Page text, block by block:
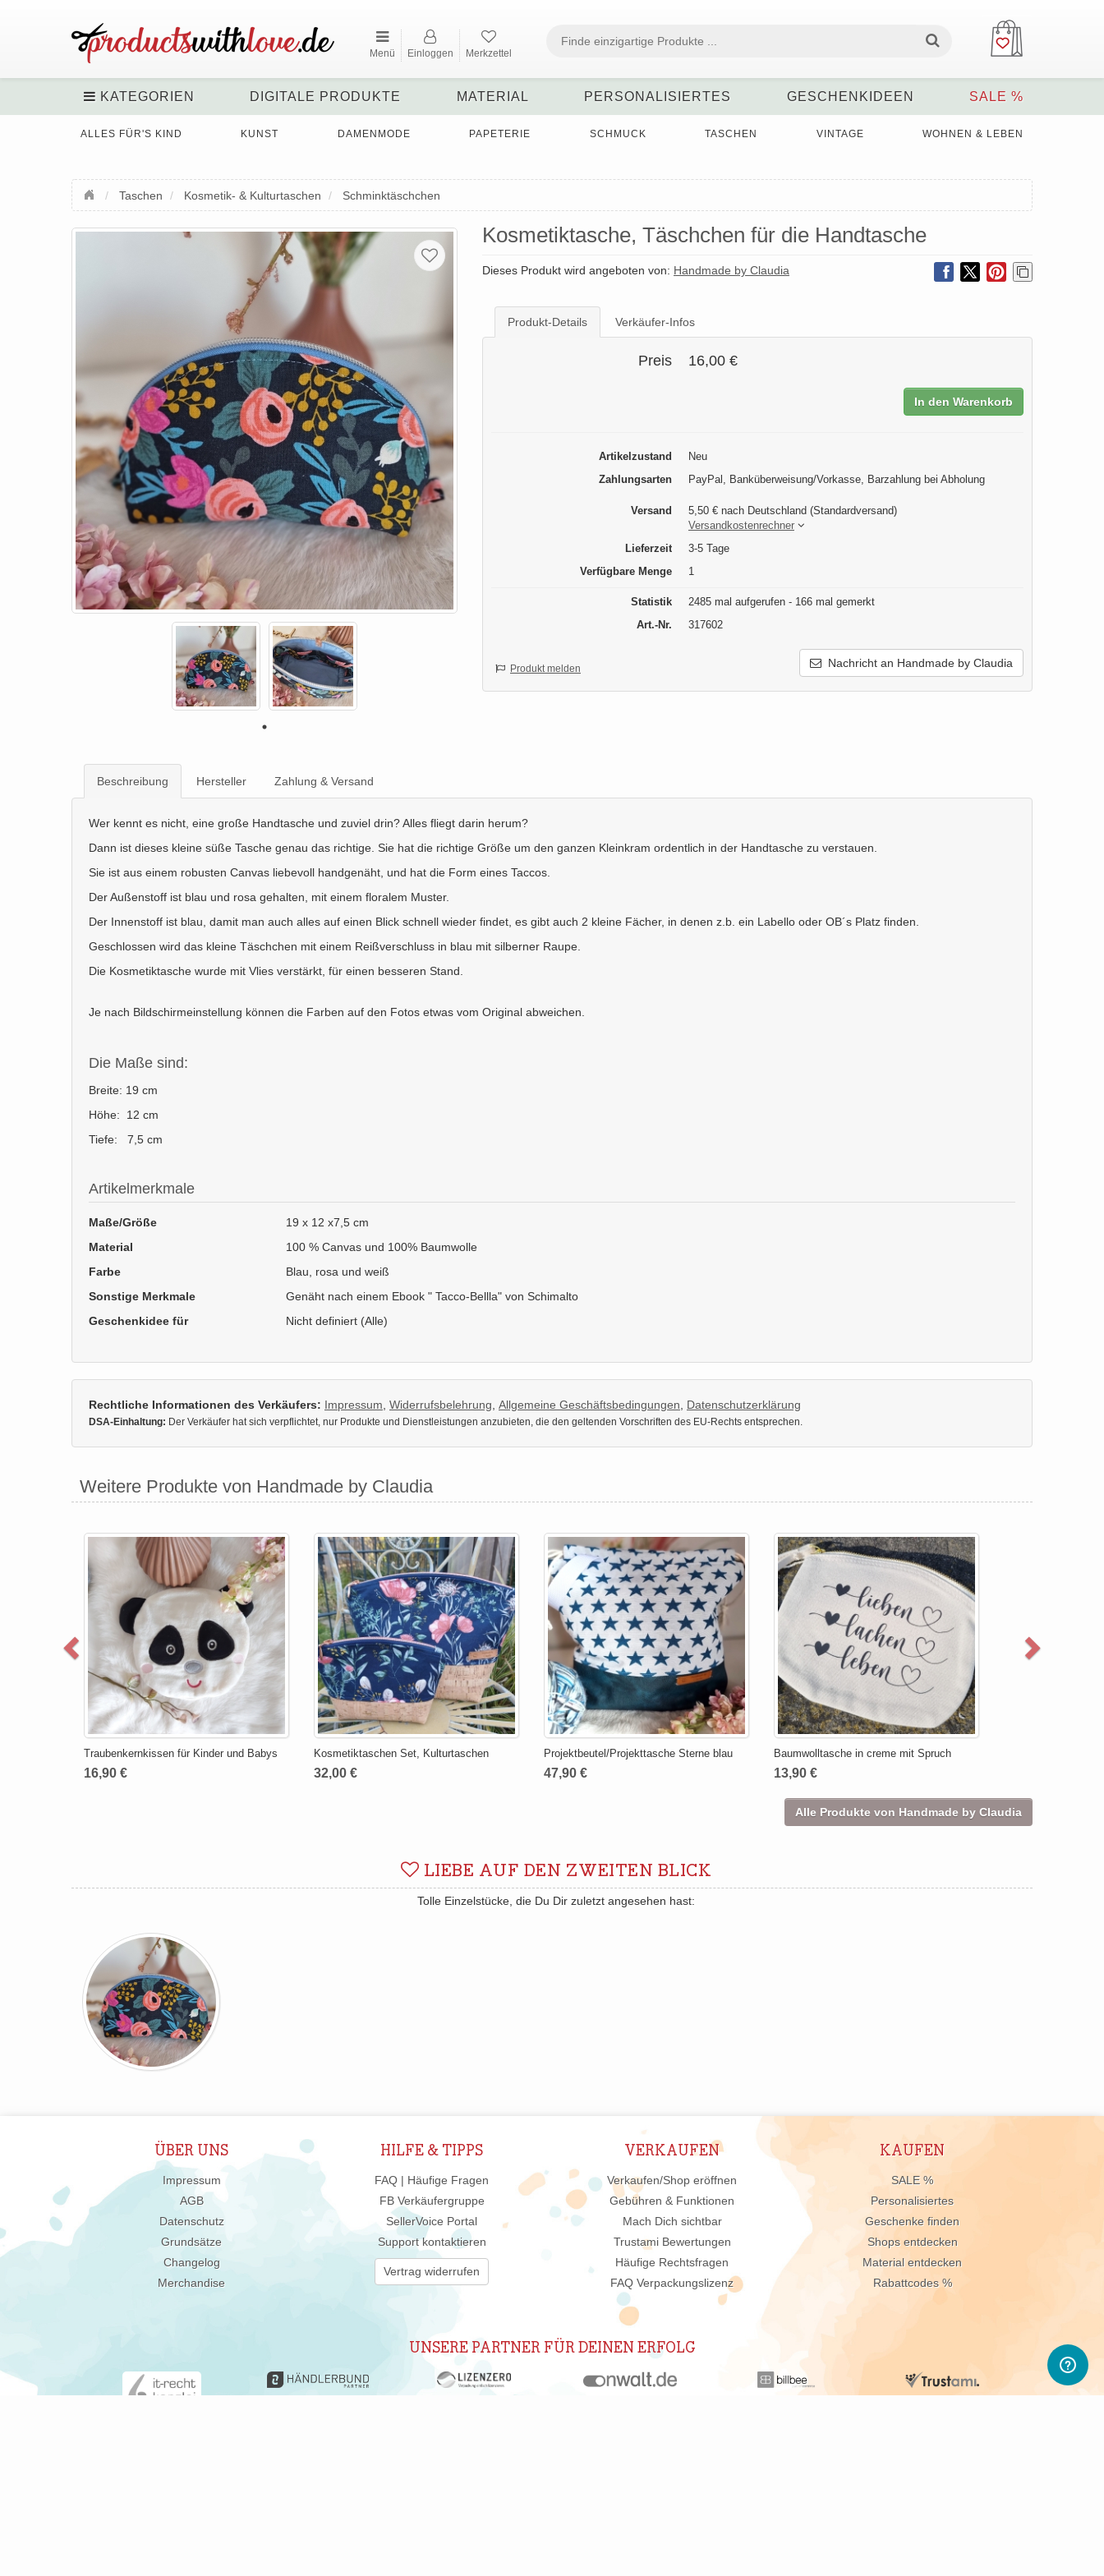
Menü Einloggen Merkzettel
KATEGORIEN DIGITALE PRODUKTE MATERIAL PERSONALISIERTES GESCHENKIDEEN SALE %
ALLES FÜR'S KIND KUNST DAMENMODE PAPETERIE SCHMUCK TASCHEN VINTAGE WOHNEN & LEBEN
Taschen Kosmetik- & Kulturtaschen Schminktäschchen
Kosmetiktasche, Täschchen für die Handtasche
Dieses Produkt wird angeboten von: Handmade by Claudia
Produkt-Details Verkäufer-Infos
Preis 16,00 €
In den Warenkorb
Artikelzustand
Neu
Zahlungsarten
PayPal, Banküberweisung/Vorkasse, Barzahlung bei Abholung
Versand
5,50 € nach Deutschland (Standardversand)
Versandkostenrechner
Lieferzeit
3-5 Tage
Verfügbare Menge
1
Statistik
2485 mal aufgerufen - 166 mal gemerkt
Art.-Nr.
317602
Nachricht an Handmade by Claudia
Produkt melden
Beschreibung Hersteller Zahlung & Versand
Wer kennt es nicht, eine große Handtasche und zuviel drin? Alles fliegt darin herum?
Dann ist dieses kleine süße Tasche genau das richtige. Sie hat die richtige Größe um den ganzen Kleinkram ordentlich in der Handtasche zu verstauen.
Sie ist aus einem robusten Canvas liebevoll handgenäht, und hat die Form eines Taccos.
Der Außenstoff ist blau und rosa gehalten, mit einem floralem Muster.
Der Innenstoff ist blau, damit man auch alles auf einen Blick schnell wieder findet, es gibt auch 2 kleine Fächer, in denen z.b. ein Labello oder OB´s Platz finden.
Geschlossen wird das kleine Täschchen mit einem Reißverschluss in blau mit silberner Raupe.
Die Kosmetiktasche wurde mit Vlies verstärkt, für einen besseren Stand.
Je nach Bildschirmeinstellung können die Farben auf den Fotos etwas vom Original abweichen.
Die Maße sind:
Breite: 19 cm
Höhe: 12 cm
Tiefe: 7,5 cm
Artikelmerkmale
Maße/Größe
19 x 12 x7,5 cm
Material
100 % Canvas und 100% Baumwolle
Farbe
Blau, rosa und weiß
Sonstige Merkmale
Genäht nach einem Ebook " Tacco-Bellla" von Schimalto
Geschenkidee für
Nicht definiert (Alle)
Rechtliche Informationen des Verkäufers: Impressum Widerrufsbelehrung Allgemeine Geschäftsbedingungen Datenschutzerklärung
DSA-Einhaltung: Der Verkäufer hat sich verpflichtet, nur Produkte und Dienstleistungen anzubieten, die den geltenden Vorschriften des EU-Rechts entsprechen.
Weitere Produkte von Handmade by Claudia
Traubenkernkissen für Kinder und Babys
16,90 €
Kosmetiktaschen Set, Kulturtaschen
32,00 €
Projektbeutel/Projekttasche Sterne blau
47,90 €
Baumwolltasche in creme mit Spruch
13,90 €
Alle Produkte von Handmade by Claudia
LIEBE AUF DEN ZWEITEN BLICK
Tolle Einzelstücke, die Du Dir zuletzt angesehen hast:
ÜBER UNS
Impressum
AGB
Datenschutz
Grundsätze
Changelog
Merchandise
HILFE & TIPPS
FAQ | Häufige Fragen
FB Verkäufergruppe
SellerVoice Portal
Support kontaktieren
Vertrag widerrufen
VERKAUFEN
Verkaufen/Shop eröffnen
Gebühren & Funktionen
Mach Dich sichtbar
Trustami Bewertungen
Häufige Rechtsfragen
FAQ Verpackungslizenz
KAUFEN
SALE %
Personalisiertes
Geschenke finden
Shops entdecken
Material entdecken
Rabattcodes %
UNSERE PARTNER FÜR DEINEN ERFOLG